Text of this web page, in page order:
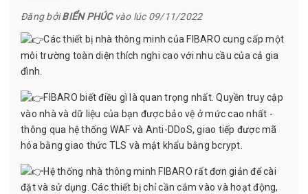
Đăng bởiBIỂN PHÚCvào lúc 09/11/2022
Các thiết bị nhà thông minh của FIBARO cung cấp một
môi trường toàn diện thích nghi cao với nhu cầu của cả gia
đình.
FIBARO biết điều gì là quan trọng nhất. Quyền truy cập
vào nhà và dữ liệu của bạn được bảo vệ ở mức cao nhất -
thông qua hệ thống WAF và Anti-DDoS, giao tiếp được mã
hóa bằng giao thức TLS và mật khẩu bằng bcrypt.
Hệ thống nhà thông minh FIBARO rất đơn giản để cài
đặt và sử dụng. Các thiết bị chỉ cần cắm vào và hoạt động,